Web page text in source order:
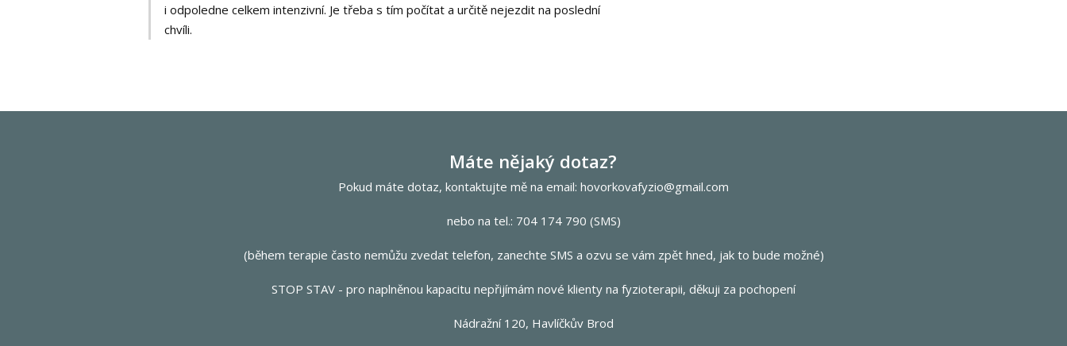
i odpoledne celkem intenzivní. Je třeba s tím počítat a určitě nejezdit na poslední
chvíli.
Máte nějaký dotaz?
Pokud máte dotaz, kontaktujte mě na email: hovorkovafyzio@gmail.com
nebo na tel.: 704 174 790 (SMS)
(během terapie často nemůžu zvedat telefon, zanechte SMS a ozvu se vám zpět hned, jak to bude možné)
STOP STAV - pro naplněnou kapacitu nepřijímám nové klienty na fyzioterapii, děkuji za pochopení
Nádražní 120, Havlíčkův Brod